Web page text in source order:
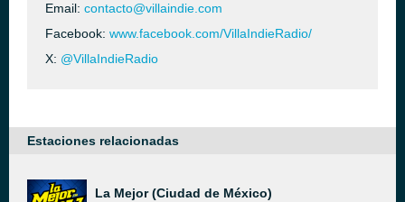
Email: contacto@villaindie.com
Facebook: www.facebook.com/VillaIndieRadio/
X: @VillaIndieRadio
Estaciones relacionadas
La Mejor (Ciudad de México)